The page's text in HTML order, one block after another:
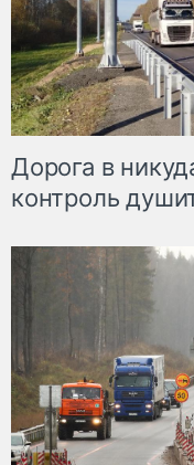
Дорога в
контроль